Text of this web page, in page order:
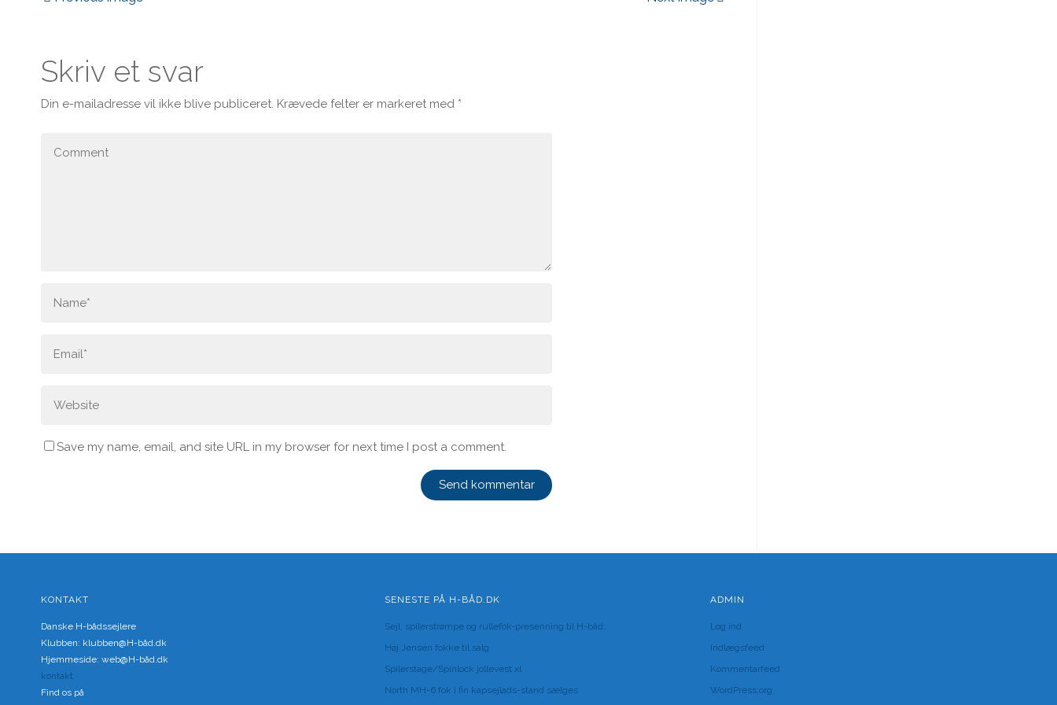
Skriv et svar
Din e-mailadresse vil ikke blive publiceret. Krævede felter er markeret med *
Save my name, email, and site URL in my browser for next time I post a comment.
KONTAKT
Danske H-bådssejlere
Klubben: klubben@H-båd.dk
Hjemmeside: web@H-båd.dk
kontakt
Find os på
SENESTE PÅ H-BÅD.DK
Sejl, spilerstrømpe og rullefok-presenning til H-båd:
Høj Jensen fokke til salg
Spilerstage/Spinlock jollevest xl
North MH-6 fok i fin kapsejlads-stand sælges
ADMIN
Log ind
Indlægsfeed
Kommentarfeed
WordPress.org